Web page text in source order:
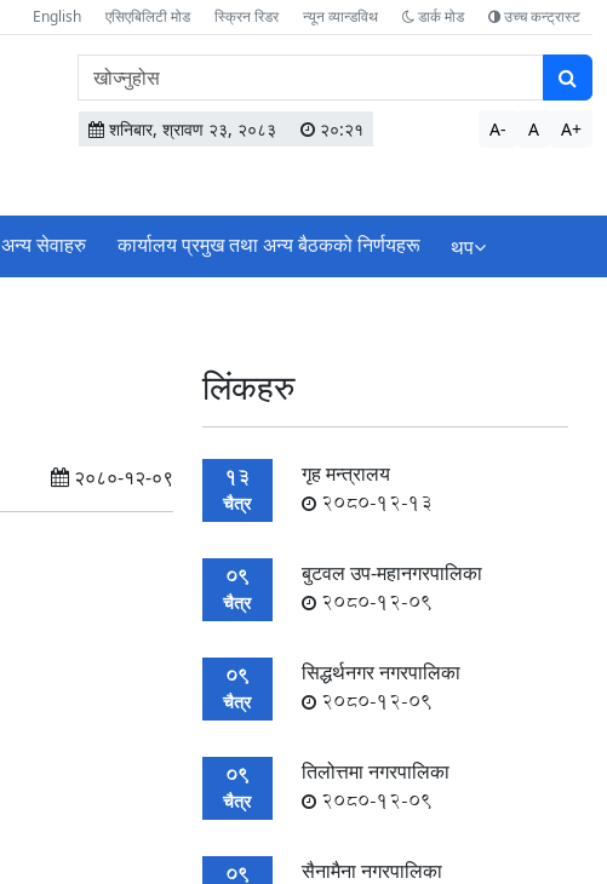
English एसिएबिलिटी मोड स्क्रिन रिडर न्यून व्यान्डविथ डार्क मोड उच्च कन्ट्रास्ट
वेबसाइटमा
सामग्री
खोज्नुहोस
शनिबार, श्रावण २३, २०८३ २०:२१ A- A A+
अन्य सेवाहरु कार्यालय प्रमुख तथा अन्य बैठकको निर्णयहरू थप
२०८०-१२-०९
लिंकहरु
13
चैत्र
गृह मन्त्रालय
2080-12-13
09
चैत्र
बुटवल उप-महानगरपालिका
2080-12-09
09
चैत्र
सिद्धर्थनगर नगरपालिका
2080-12-09
09
चैत्र
तिलोत्तमा नगरपालिका
2080-12-09
09 सैनामैना नगरपालिका